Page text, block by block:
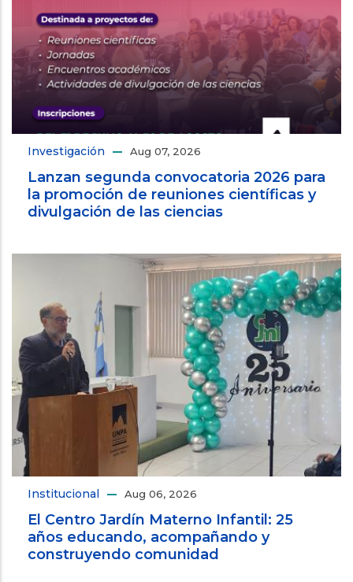
Investigación Aug 07, 2026
Lanzan segunda convocatoria 2026 para
la promoción de reuniones científicas y
divulgación de las ciencias
Institucional Aug 06, 2026
El Centro Jardín Materno Infantil: 25
años educando, acompañando y
construyendo comunidad